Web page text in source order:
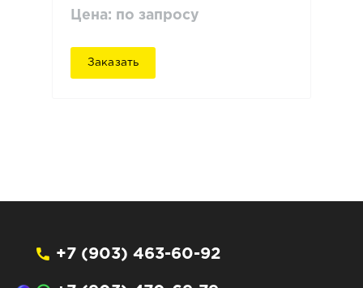
Цена: по запросу
Заказать
+7 (903) 463-60-92